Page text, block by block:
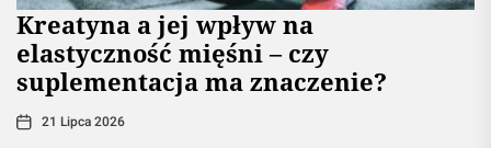
Kreatyna a jej wpływ na
elastyczność mięśni – czy
suplementacja ma znaczenie?
21 Lipca 2026